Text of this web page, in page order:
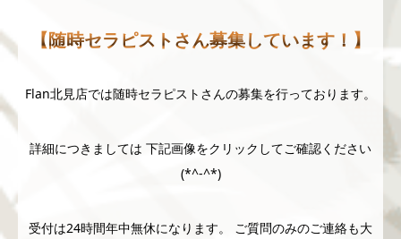
【随時セラピストさん募集しています！】
Flan北見店では随時セラピストさんの募集を行っております。
詳細につきましては 下記画像をクリックしてご確認ください
(*^-^*)
受付は24時間年中無休になります。 ご質問のみのご連絡も大